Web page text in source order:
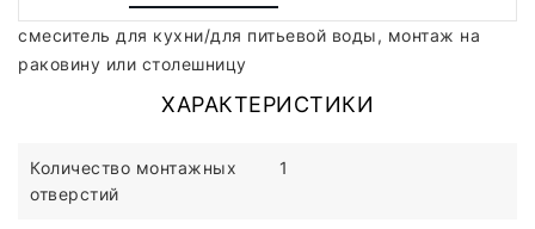
смеситель для кухни/для питьевой воды, монтаж на
раковину или столешницу
ХАРАКТЕРИСТИКИ
Количество монтажных
отверстий
1